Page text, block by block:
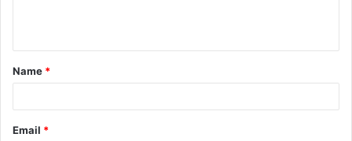
t
*
Name *
Email *